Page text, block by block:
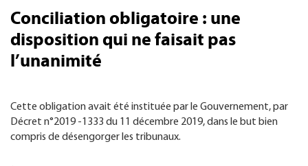
Conciliation obligatoire : une
disposition qui ne faisait pas
l’unanimité
Cette obligation avait été instituée par le Gouvernement, par
Décret n°2019 -1333 du 11 décembre 2019, dans le but bien
compris de désengorger les tribunaux.